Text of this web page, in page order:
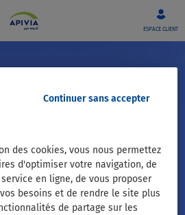
ESPACE CLIENT
nous
des cookies, vous nous permettez
d'optimiser votre navigation, de
en ligne, de vous proposer
besoins et de rendre le site plus
de partage sur les
Continuer sans accepter